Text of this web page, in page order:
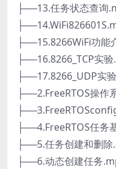
├──13.任务状态查询
├──15.8266WiFi功能
├──16.8266_TCP实
├──17.8266_UDP实
├──2.FreeRTOS操作
├──4.FreeRTOS任务
├──5.任务创建和删
├──6.动态创建任务